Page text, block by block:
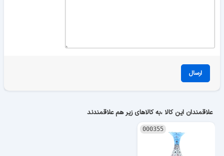
ارسال
علاقمندان این کالا ،به کالاهای زیر هم علاقمندند
000355